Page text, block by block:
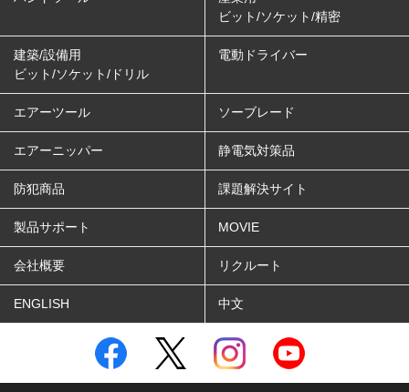
ビット/ソケット/精密
建築/設備用
ビット/ソケット/ドリル
電動ドライバー
エアーツール ソーブレード
エアーニッパー 静電気対策品
防犯商品 課題解決サイト
製品サポート MOVIE
会社概要 リクルート
ENGLISH 中文